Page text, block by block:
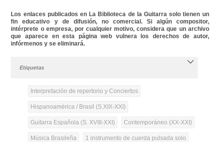
Los enlaces publicados en La Biblioteca de la Guitarra solo tienen un
fin educativo y de difusión, no comercial. Si algún compositor,
intérprete o empresa, por cualquier motivo, considera que un archivo
que aparece en esta página web vulnera los derechos de autor,
infórmenos y se eliminará.
Etiquetas
Interpretación de repertorio y Conciertos
Hispanoamérica / Brasil (S.XIX-XXI)
Guitarra Española (S. XVIII-XXI) Contemporáneo (XX-XXI)
Música Brasileña 1 instrumento de cuerda pulsada solo